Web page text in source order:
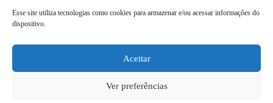
Esse site utiliza tecnologias como cookies para armazenar e/ou acessar informações do
dispositivo.
Aceitar
Ver preferências
(11) 97155-3914